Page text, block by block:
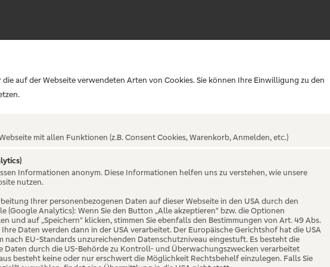
auf der Webseite verwendeten Arten von Cookies. Sie können Ihre Einwilligung zu den
mit allen Funktionen (z.B. Consent Cookies, Warenkorb, Anmelden, etc.)
Informationen anonym. Diese Informationen helfen uns zu verstehen, wie unsere
nutzen.
Ihrer personenbezogenen Daten auf dieser Webseite in den USA durch den
(Google Analytics): Wenn Sie den Button „Alle akzeptieren“ bzw. die Optionen
und auf „Speichern“ klicken, stimmen Sie ebenfalls den Bestimmungen von Art. 49 Abs.
Ihre Daten werden dann in der USA verarbeitet. Der Europäische Gerichtshof hat die USA
nach EU-Standards unzureichenden Datenschutzniveau eingestuft. Es besteht die
Daten durch die US-Behörde zu Kontroll- und Überwachungszwecken verarbeitet
besteht keine oder nur erschwert die Möglichkeit Rechtsbehelf einzulegen. Falls Sie